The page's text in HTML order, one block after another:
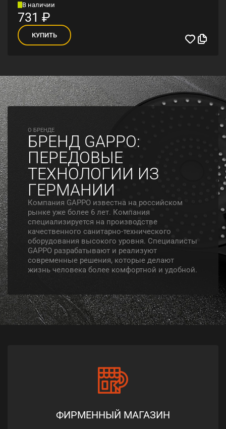
В наличии
731 ₽
КУПИТЬ
O БРЕНДЕ
БРЕНД GAPPO:
ПЕРЕДОВЫЕ
ТЕХНОЛОГИИ ИЗ
ГЕРМАНИИ
Компания GAPPO известна на российском
рынке уже более 6 лет. Компания
специализируется на производстве
качественного санитарно-технического
оборудования высокого уровня. Специалисты
GAPPO разрабатывают и реализуют
современные решения, которые делают
жизнь человека более комфортной и удобной.
ФИРМЕННЫЙ МАГАЗИН